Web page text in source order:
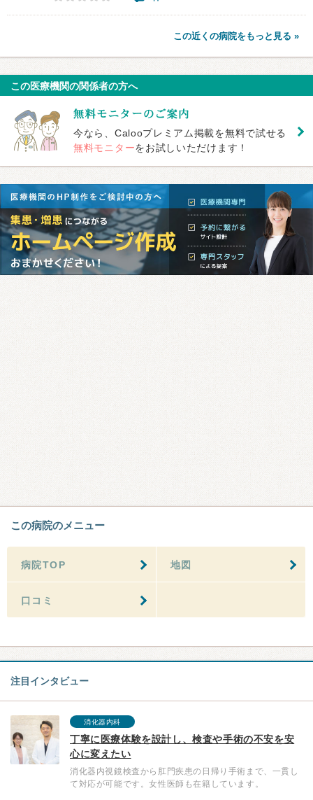
この近くの病院をもっと見る »
この医療機関の関係者の方へ
今なら、Calooプレミアム掲載を無料で試せる
無料モニターをお試しいただけます！
この病院のメニュー
病院TOP 地図
口コミ
注目インタビュー
消化器内科
丁寧に医療体験を設計し、検査や手術の不安を安
心に変えたい
消化器内視鏡検査から肛門疾患の日帰り手術まで、一貫し
て対応が可能です。女性医師も在籍しています。